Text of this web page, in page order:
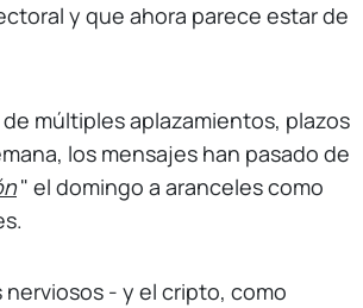
y que ahora parece estar de
múltiples aplazamientos, plazos
los mensajes han pasado de
" el domingo a aranceles como
- y el cripto, como